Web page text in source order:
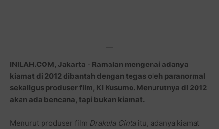
INILAH.COM, Jakarta - Ramalan mengenai adanya
kiamat di 2012 dibantah dengan tegas oleh paranormal
sekaligus produser film, Ki Kusumo. Menurutnya di 2012
akan ada bencana, tapi bukan kiamat.
Menurut produser film Drakula Cintaitu, adanya kiamat